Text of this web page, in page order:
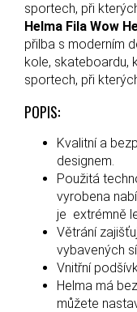
sportech, při
Helma Fila Wow
přilba s moderním
kole, skateboardu,
sportech, při
POPIS:
Kvalitní a
designem.
Použitá
vyrobena
je extrémně
Větrání
vybavených
Vnitřní
Helma má
můžete